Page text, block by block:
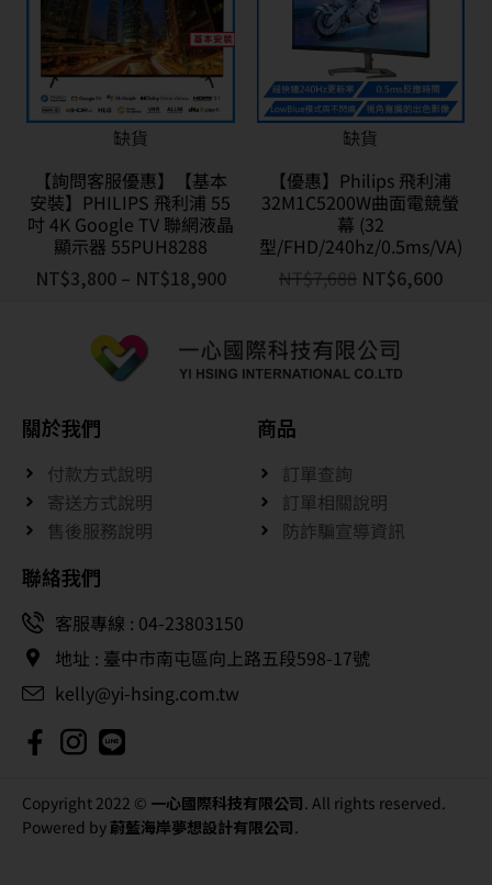
缺貨
【詢問客服優惠】【基本
安裝】PHILIPS 飛利浦 55
吋 4K Google TV 聯網液晶
顯示器 55PUH8288
NT$3,800 – NT$18,900
缺貨
【優惠】Philips 飛利浦
32M1C5200W曲面電競螢
幕 (32
型/FHD/240hz/0.5ms/VA)
NT$7,688 NT$6,600
關於我們
付款方式說明
寄送方式說明
售後服務說明
商品
訂單查詢
訂單相關說明
防詐騙宣導資訊
聯絡我們
客服專線 : 04-23803150
地址 : 臺中市南屯區向上路五段598-17號
kelly@yi-hsing.com.tw
Copyright 2022 © 一心國際科技有限公司. All rights reserved.
Powered by 蔚藍海岸夢想設計有限公司.